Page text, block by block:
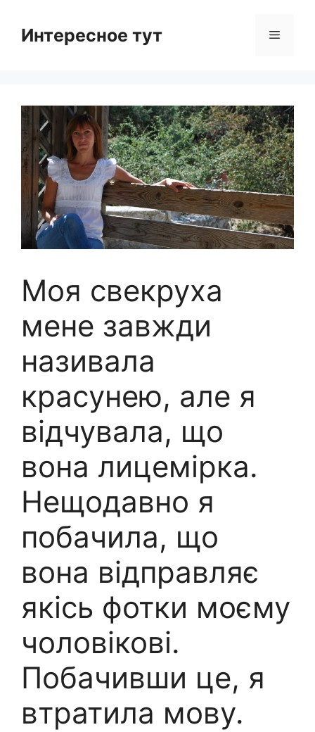
contentИнтересное тут Menu
Моя свекруха
мене завжди
називала
красунею, але я
відчувала, що
вона лицемірка.
Нещодавно я
побачила, що
вона відправляє
якісь фотки моєму
чоловікові.
Побачивши це, я
втратила мову.